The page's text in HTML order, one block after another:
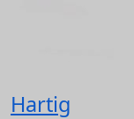
Hartig